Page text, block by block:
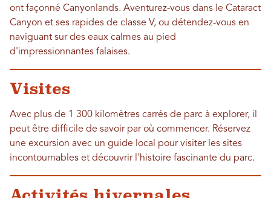
ont façonné Canyonlands. Aventurez-vous dans le Cataract
Canyon et ses rapides de classe V, ou détendez-vous en
naviguant sur des eaux calmes au pied
d'impressionnantes falaises.
Visites
Avec plus de 1 300 kilomètres carrés de parc à explorer, il
peut être difficile de savoir par où commencer. Réservez
une excursion avec un guide local pour visiter les sites
incontournables et découvrir l'histoire fascinante du parc.